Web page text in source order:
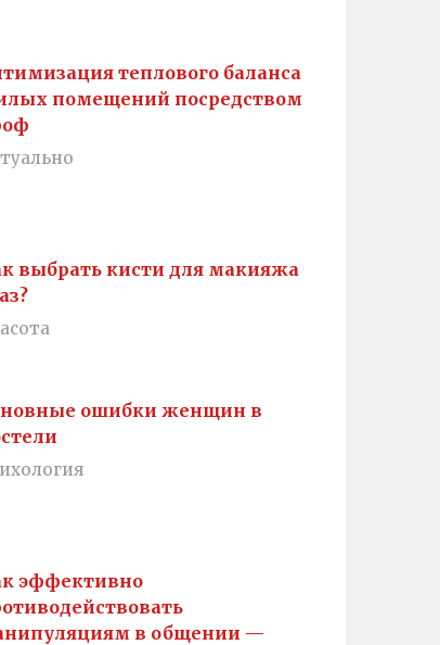
теплового баланса
помещений посредством
выбрать кисти для макияжа
ошибки женщин в
эффективно
в общении —